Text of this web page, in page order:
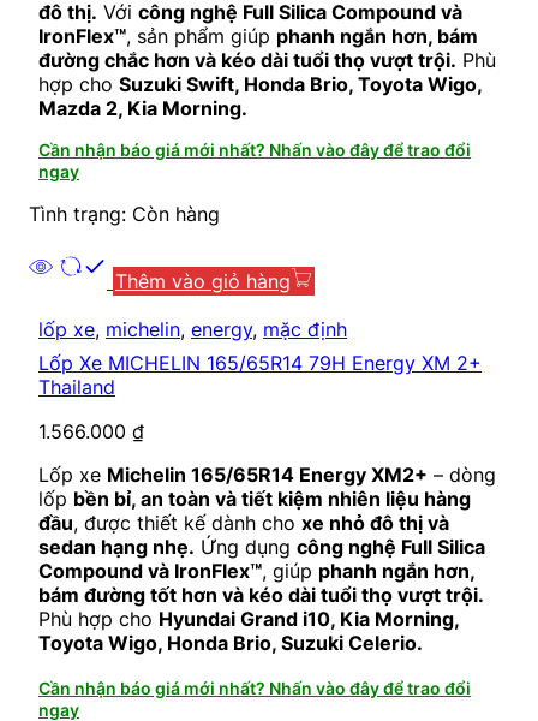
đô thị. Với công nghệ Full Silica Compound và
IronFlex™, sản phẩm giúp phanh ngắn hơn, bám
đường chắc hơn và kéo dài tuổi thọ vượt trội. Phù
hợp cho Suzuki Swift, Honda Brio, Toyota Wigo,
Mazda 2, Kia Morning.
Cần nhận báo giá mới nhất? Nhấn vào đây để trao đổi
ngay
Tình trạng: Còn hàng
Thêm vào giỏ hàng
lốp xe, michelin, energy, mặc định
Lốp Xe MICHELIN 165/65R14 79H Energy XM 2+
Thailand
1.566.000 ₫
Lốp xe Michelin 165/65R14 Energy XM2+ – dòng
lốp bền bỉ, an toàn và tiết kiệm nhiên liệu hàng
đầu, được thiết kế dành cho xe nhỏ đô thị và
sedan hạng nhẹ. Ứng dụng công nghệ Full Silica
Compound và IronFlex™, giúp phanh ngắn hơn,
bám đường tốt hơn và kéo dài tuổi thọ vượt trội.
Phù hợp cho Hyundai Grand i10, Kia Morning,
Toyota Wigo, Honda Brio, Suzuki Celerio.
Cần nhận báo giá mới nhất? Nhấn vào đây để trao đổi
ngay